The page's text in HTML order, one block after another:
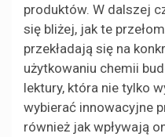
produktów. W dalszej
się bliżej, jak te
przekładają się na
użytkowaniu chemii
lektury, która nie tylko
wybierać innowacyjne
również jak wpływają